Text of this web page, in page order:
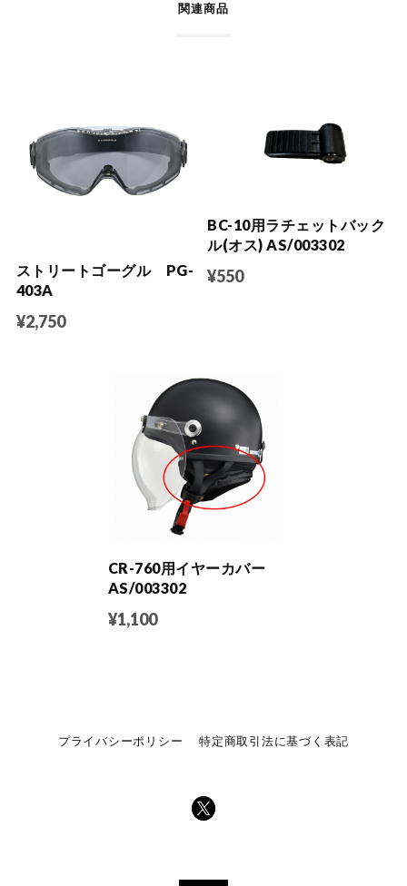
関連商品
ストリートゴーグル PG-
403A
¥2,750
BC-10用ラチェットバック
ル(オス) AS/003302
¥550
CR-760用イヤーカバー
AS/003302
¥1,100
プライバシーポリシー 特定商取引法に基づく表記